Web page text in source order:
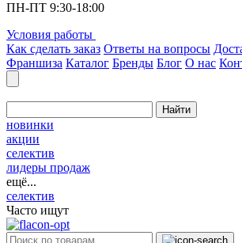
ПН-ПТ 9:30-18:00
Условия работы
Как сделать заказ Ответы на вопросы
Франшиза Каталог Бренды Блог О нас
Найти
новинки
акции
селектив
лидеры продаж
ещё...
селектив
Часто ищут